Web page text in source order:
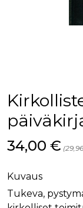
Hinta nyt
34,00 €
Kuvaus
Tukeva,